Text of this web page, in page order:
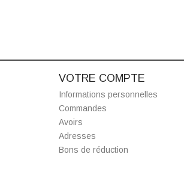
VOTRE COMPTE
Informations personnelles
Commandes
Avoirs
Adresses
Bons de réduction